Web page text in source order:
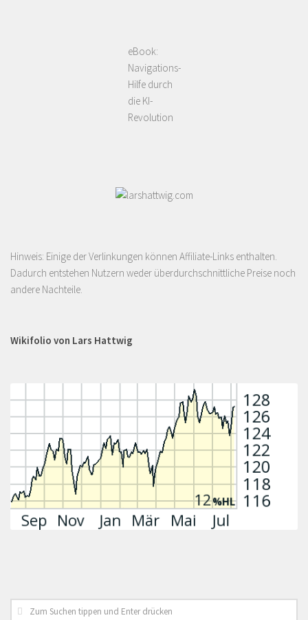
eBook:
Navigations-
Hilfe durch
die KI-
Revolution
Hinweis: Einige der Verlinkungen können Affiliate-Links enthalten.
Dadurch entstehen Nutzern weder überdurchschnittliche Preise noch
andere Nachteile.
Wikifolio von Lars Hattwig